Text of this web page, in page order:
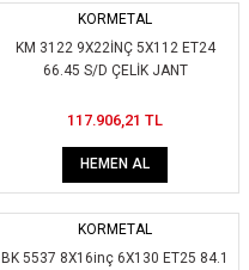
KORMETAL
KM 3122 9X22İNÇ 5X112 ET24
66.45 S/D ÇELİK JANT
117.906,21 TL
HEMEN AL
KORMETAL
BK 5537 8X16inç 6X130 ET25 84.1